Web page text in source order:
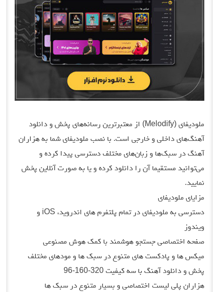
ملودیفای (Melodify) از معتبرترین رسانه‌های پخش و دانلود
آهنگ‌های داخلی و خارجی است. با نصب ملودیفای شما به هزاران
آهنگ در سبک‌ها و زبان‌های مختلف دسترسی پیدا کرده و
می‌توانید مستقیما آن را دانلود کرده و یا به صورت آنلاین پخش
نمایید.
مزایای ملودیفای
دسترسی به ملودیفای در تمام پلتفرم های اندروید، iOS و
ویندوز
صفحه اختصاصی جستجو هوشمند با کمک هوش مصنوعی
میکس ها و پادکست های متنوع در سبک ها و مودهای مختلف
پخش و دانلود آهنگ با سه کیفیت 320-160-96
هزاران پلی لیست اختصاصی و بسیار متنوع در سبک ها